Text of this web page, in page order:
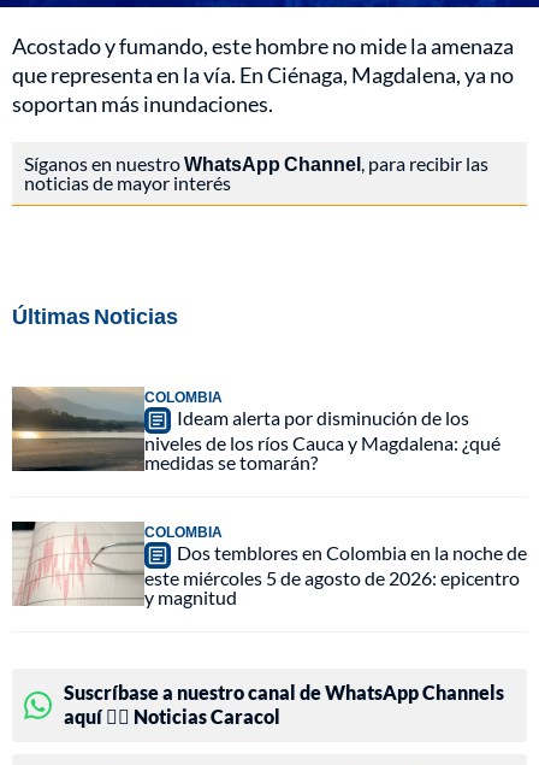
Acostado y fumando, este hombre no mide la amenaza
que representa en la vía. En Ciénaga, Magdalena, ya no
soportan más inundaciones.
Síganos en nuestroWhatsApp Channel , para recibir las
noticias de mayor interés
Últimas Noticias
COLOMBIA
Ideam alerta por disminución de los
niveles de los ríos Cauca y Magdalena: ¿qué
medidas se tomarán?
COLOMBIA
Dos temblores en Colombia en la noche de
este miércoles 5 de agosto de 2026: epicentro
y magnitud
Suscríbase a nuestro canal de WhatsApp Channels
aquí 👉🏻 Noticias Caracol